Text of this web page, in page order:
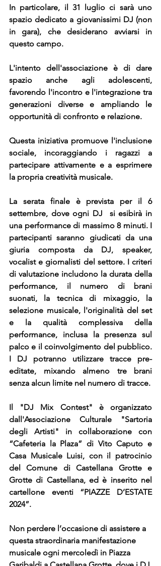
In particolare, il 31 luglio ci sarà uno
spazio dedicato a giovanissimi DJ (non
in gara), che desiderano avviarsi in
questo campo.
L'intento dell'associazione è di dare
spazio anche agli adolescenti,
favorendo l'incontro e l'integrazione tra
generazioni diverse e ampliando le
opportunità di confronto e relazione.
Questa iniziativa promuove l'inclusione
sociale, incoraggiando i ragazzi a
partecipare attivamente e a esprimere
la propria creatività musicale.
La serata finale è prevista per il 6
settembre, dove ogni DJ
si esibirà in
una performance di massimo 8 minuti. I
partecipanti saranno giudicati da una
giuria composta da DJ, speaker,
vocalist e giornalisti del settore. I criteri
di valutazione includono la durata della
performance, il numero di brani
suonati, la tecnica di mixaggio, la
selezione musicale, l'originalità del set
e la qualità complessiva della
performance, inclusa la presenza sul
palco e il coinvolgimento del pubblico.
I DJ potranno utilizzare tracce pre-
editate, mixando almeno tre brani
senza alcun limite nel numero di tracce.
Il "DJ Mix Contest" è organizzato
dall'Associazione Culturale "Sartoria
degli Artisti" in collaborazione con
“Cafeteria la Plaza” di Vito Caputo e
Casa Musicale Luisi, con il patrocinio
del Comune di Castellana Grotte e
Grotte di Castellana, ed è inserito nel
cartellone eventi “PIAZZE D’ESTATE
2024”.
Non perdere l’occasione di assistere a
questa straordinaria manifestazione
musicale ogni mercoledì in Piazza